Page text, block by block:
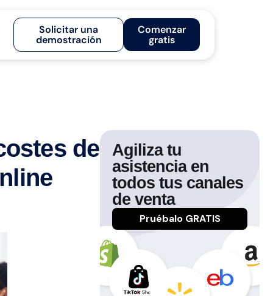
Solicitar una
demostración
Comenzar
gratis
de
Agiliza tu
asistencia en
todos tus canales
de venta
Pruébalo GRATIS